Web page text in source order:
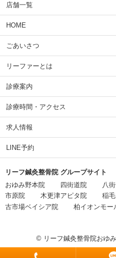
店舗一覧
HOME
ごあいさつ
リーファーとは
診療案内
診療時間・アクセス
求人情報
LINE予約
リーフ鍼灸整骨院 グループサイト
おゆみ野本院
四街道院 八
市原院
木更津アピタ院 稲
古市場ベイシア院
柏イオンモー
© リーフ鍼灸整骨院おゆ